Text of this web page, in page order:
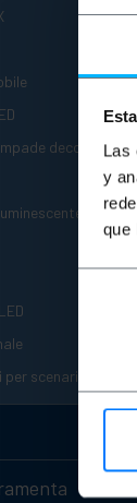
Las
y
que
decorative
scenari